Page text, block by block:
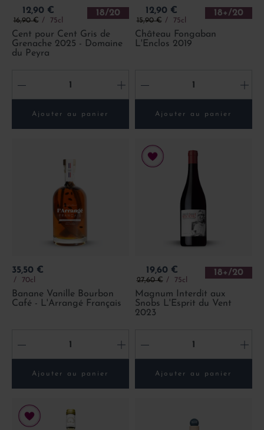
Prix
12,90 €
Prix de base
16,90 € 75cl
18/20
Cent pour Cent Gris de
Grenache 2025 - Domaine
du Peyra
- +
Ajouter au panier
Prix
12,90 €
Prix de base
15,90 € 75cl
18+/20
Château Fongaban
L'Enclos 2019
- +
Ajouter au panier
Prix
35,50 €
70cl
Banane Vanille Bourbon
Café - L'Arrangé Français
- +
Ajouter au panier
Prix
19,60 €
Prix de base
27,60 € 75cl
18+/20
Magnum Interdit aux
Snobs L'Esprit du Vent
2023
- +
Ajouter au panier